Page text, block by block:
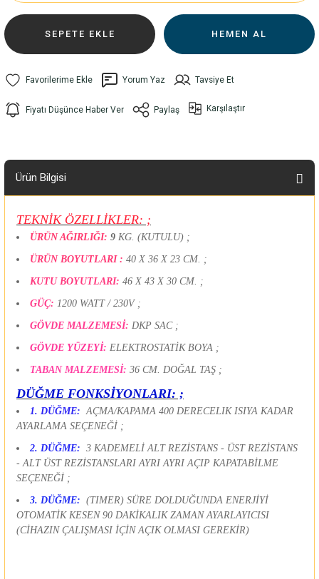
SEPETE EKLE HEMEN AL
Yorum Yaz Tavsiye Et
Fiyatı Düşünce Haber Ver Paylaş Karşılaştır
Ürün Bilgisi
TEKNİK ÖZELLİKLER: ;
ÜRÜN AĞIRLIĞI: 9 KG. (KUTULU) ;
ÜRÜN BOYUTLARI : 40 X 36 X 23 CM. ;
KUTU BOYUTLARI: 46 X 43 X 30 CM. ;
GÜÇ: 1200 WATT / 230V ;
GÖVDE MALZEMESİ: DKP SAC ;
GÖVDE YÜZEYİ: ELEKTROSTATİK BOYA ;
TABAN MALZEMESİ: 36 CM. DOĞAL TAŞ ;
DÜĞME FONKSİYONLARI: ;
1. DÜĞME: AÇMA/KAPAMA 400 DERECELIK ISIYA KADAR
AYARLAMA SEÇENEĞİ ;
2. DÜĞME: 3 KADEMELİ ALT REZİSTANS - ÜST REZİSTANS
- ALT ÜST REZİSTANSLARI AYRI AYRI AÇIP KAPATABİLME
SEÇENEĞİ ;
3. DÜĞME: (TIMER) SÜRE DOLDUĞUNDA ENERJİYİ
OTOMATİK KESEN 90 DAKİKALIK ZAMAN AYARLAYICISI
(CİHAZIN ÇALIŞMASI İÇİN AÇIK OLMASI GEREKİR)